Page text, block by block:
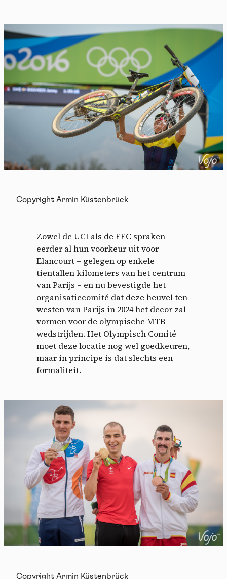
Copyright Armin Küstenbrück
Zowel de UCI als de FFC spraken
eerder al hun voorkeur uit voor
Elancourt – gelegen op enkele
tientallen kilometers van het centrum
van Parijs – en nu bevestigde het
organisatiecomité dat deze heuvel ten
westen van Parijs in 2024 het decor zal
vormen voor de olympische MTB-
wedstrijden. Het Olympisch Comité
moet deze locatie nog wel goedkeuren,
maar in principe is dat slechts een
formaliteit.
Copyright Armin Küstenbrück